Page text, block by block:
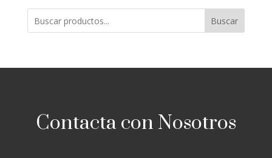
Buscar
Contacta con Nosotros